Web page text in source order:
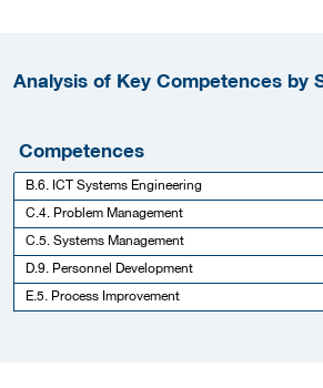
Analysis of Key Competences by
Competences
B.6. ICT Systems Engineering
C.4. Problem Management
C.5. Systems Management
D.9. Personnel Development
E.5. Process Improvement